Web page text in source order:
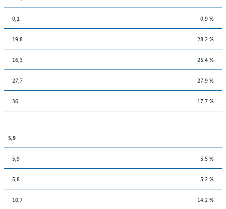
0,1 0.9 %
19,8 28.2 %
16,3 25.4 %
27,7 27.9 %
36 17.7 %
5,9
5,9 5.5 %
5,8 5.2 %
10,7 14.2 %